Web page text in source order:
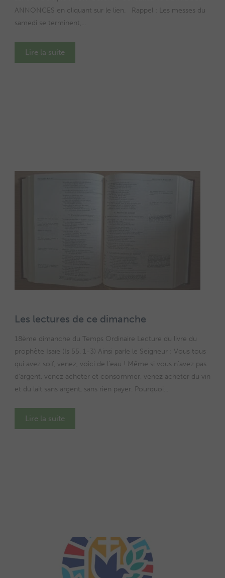
ANNONCES en cliquant sur le lien. Rappel : Les messes du
samedi se terminent,...
Lire la suite
Les lectures de ce dimanche
18ème dimanche du Temps Ordinaire Lecture du livre du
prophète Isaïe (Is 55, 1-3) Ainsi parle le Seigneur : Vous tous
qui avez soif, venez, voici de l’eau ! Même si vous n’avez pas
d’argent, venez acheter et consommer, venez acheter du vin
et du lait sans argent, sans rien payer. Pourquoi...
Lire la suite